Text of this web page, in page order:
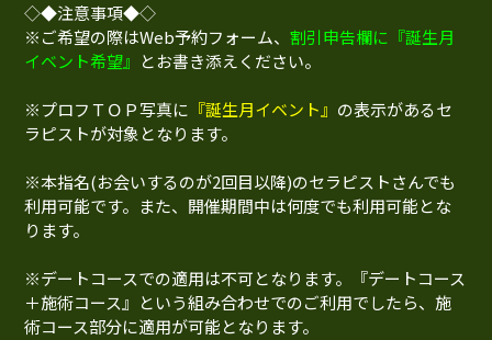
◇◆注意事項◆◇
※ご希望の際はWeb予約フォーム、割引申告欄に『誕生月
イベント希望』 とお書き添えください。
※プロフＴＯＰ写真に 『誕生月イベント』 の表示があるセ
ラピストが対象となります。
※本指名(お会いするのが2回目以降)のセラピストさんでも
利用可能です。また、開催期間中は何度でも利用可能とな
ります。
※デートコースでの適用は不可となります。『デートコース
＋施術コース』という組み合わせでのご利用でしたら、施
術コース部分に適用が可能となります。